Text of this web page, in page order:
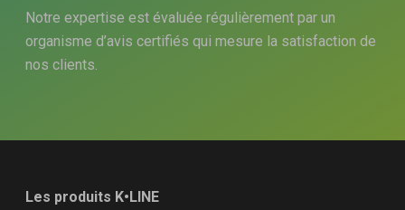
Notre expertise est évaluée régulièrement par un
organisme d’avis certifiés qui mesure la satisfaction de
nos clients.
Les produits K•LINE